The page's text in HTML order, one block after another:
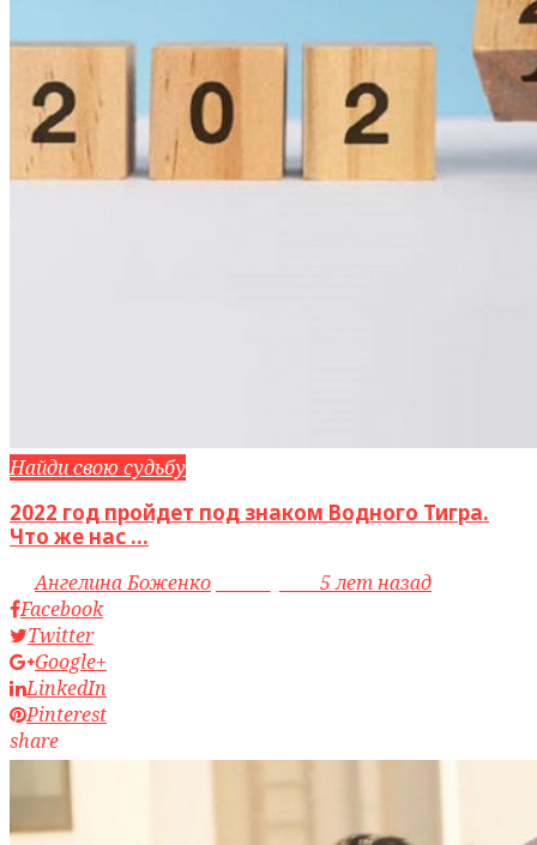
Найди свою судьбу
2022 год пройдет под знаком Водного Тигра.
Что же нас ...
byАнгелина Боженко
5 лет назад
Facebook
Twitter
Google+
LinkedIn
Pinterest
share